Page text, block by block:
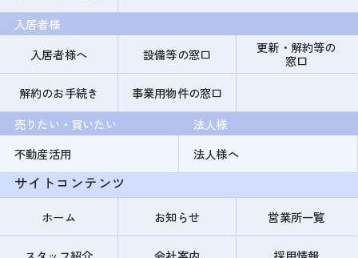
入居者様
入居者様へ
設備等の窓口
更新・解約等の
窓口
解約のお手続き
事業用物件の窓口
売りたい・買いたい
不動産活用
法人様
法人様へ
サイトコンテンツ
ホーム お知らせ 営業所一覧